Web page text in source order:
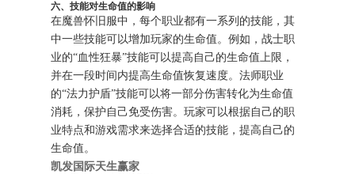
六、技能对生命值的影响
在魔兽怀旧服中，每个职业都有一系列的技能，其
中一些技能可以增加玩家的生命值。例如，战士职
业的“血性狂暴”技能可以提高自己的生命值上限，
并在一段时间内提高生命值恢复速度。法师职业
的“法力护盾”技能可以将一部分伤害转化为生命值
消耗，保护自己免受伤害。玩家可以根据自己的职
业特点和游戏需求来选择合适的技能，提高自己的
生命值。
凯发国际天生赢家